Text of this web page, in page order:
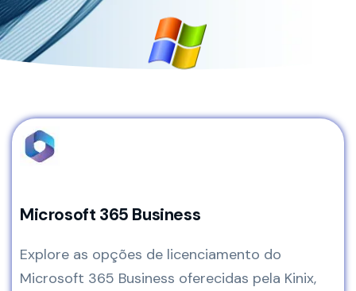
Microsoft 365 Business
Explore as opções de licenciamento do
Microsoft 365 Business oferecidas pela Kinix,